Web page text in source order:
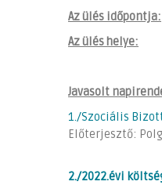
Az ülés időpontja:
Az ülés helye:
Javasolt
1./Szociális
Előterjesztő:
2./2022.évi